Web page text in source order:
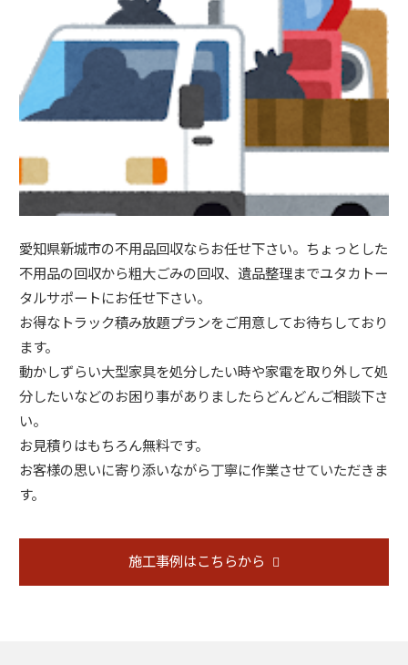
愛知県新城市の不用品回収ならお任せ下さい。ちょっとした
不用品の回収から粗大ごみの回収、遺品整理までユタカトー
タルサポートにお任せ下さい。
お得なトラック積み放題プランをご用意してお待ちしており
ます。
動かしずらい大型家具を処分したい時や家電を取り外して処
分したいなどのお困り事がありましたらどんどんご相談下さ
い。
お見積りはもちろん無料です。
お客様の思いに寄り添いながら丁寧に作業させていただきま
す。
施工事例はこちらから